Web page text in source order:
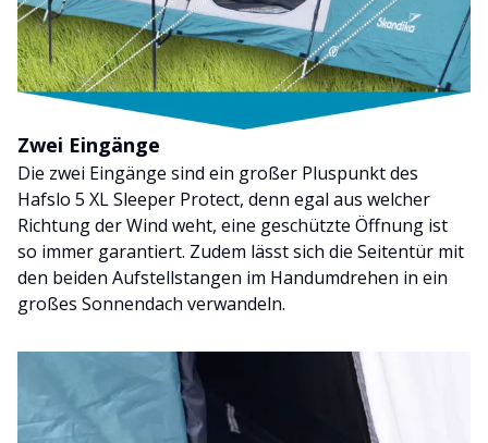
Zwei Eingänge
Die zwei Eingänge sind ein großer Pluspunkt des
Hafslo 5 XL Sleeper Protect, denn egal aus welcher
Richtung der Wind weht, eine geschützte Öffnung ist
so immer garantiert. Zudem lässt sich die Seitentür mit
den beiden Aufstellstangen im Handumdrehen in ein
großes Sonnendach verwandeln.